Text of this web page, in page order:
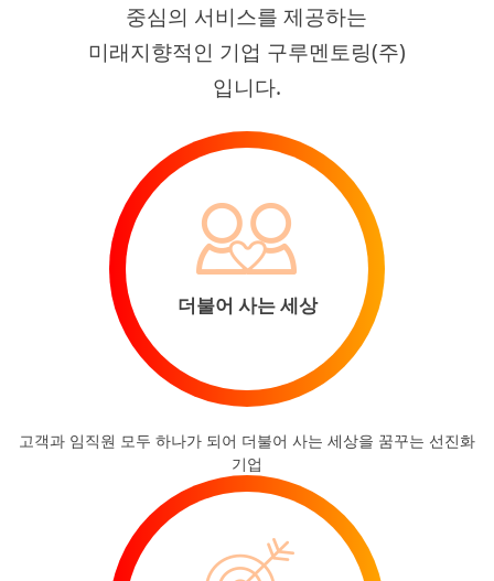
중심의 서비스를 제공하는
미래지향적인 기업 구루멘토링(주)
입니다.
더불어 사는 세상
고객과 임직원 모두 하나가 되어 더불어 사는 세상을 꿈꾸는 선진화
기업